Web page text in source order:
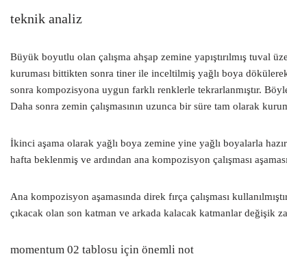
teknik analiz
Büyük boyutlu olan çalışma ahşap zemine yapıştırılmış tuval
kuruması bittikten sonra tiner ile inceltilmiş yağlı boya
sonra kompozisyona uygun farklı renklerle tekrarlanmıştır.
Daha sonra zemin çalışmasının uzunca bir süre tam olarak
İkinci aşama olarak yağlı boya zemine yine yağlı boyalarla
hafta beklenmiş ve ardından ana kompozisyon çalışması
Ana kompozisyon aşamasında direk fırça çalışması
çıkacak olan son katman ve arkada kalacak katmanlar değişik
momentum 02 tablosu için önemli not